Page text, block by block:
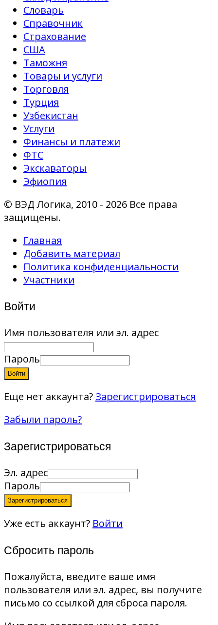
Словарь
Справочник
Страхование
США
Таможня
Товары и услуги
Торговля
Турция
Узбекистан
Услуги
Финансы и платежи
ФТС
Экскаваторы
Эфиопия
© ВЭД Логика, 2010 - 2026 Все права
защищены.
Главная
Добавить материал
Политика конфиденциальности
Участники
Войти
Имя пользователя или эл. адрес
Пароль
Войти
Еще нет аккаунта? Зарегистрироваться
Забыли пароль?
Зарегистрироваться
Эл. адрес
Пароль
Зарегистрироваться
Уже есть аккаунт? Войти
Сбросить пароль
Пожалуйста, введите ваше имя
пользователя или эл. адрес, вы получите
письмо со ссылкой для сброса пароля.